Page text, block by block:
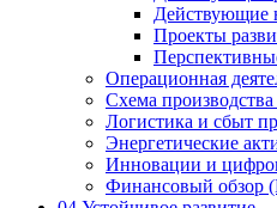
Действующие
Проекты
Операционная
Схема производства
Логистика и сбыт
Энергетические
Инновации и
Финансовый обзор